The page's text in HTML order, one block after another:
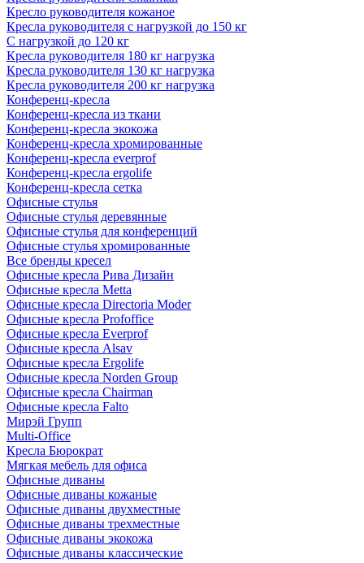
Кресло руководителя кожаное
Кресла руководителя с нагрузкой до 150 кг
С нагрузкой до 120 кг
Кресла руководителя 180 кг нагрузка
Кресла руководителя 130 кг нагрузка
Кресла руководителя 200 кг нагрузка
Конференц-кресла
Конференц-кресла из ткани
Конференц-кресла экокожа
Конференц-кресла хромированные
Конференц-кресла everprof
Конференц-кресла ergolife
Конференц-кресла сетка
Офисные стулья
Офисные стулья деревянные
Офисные стулья для конференций
Офисные стулья хромированные
Все бренды кресел
Офисные кресла Рива Дизайн
Офисные кресла Metta
Офисные кресла Directoria Moder
Офисные кресла Profoffice
Офисные кресла Everprof
Офисные кресла Alsav
Офисные кресла Ergolife
Офисные кресла Norden Group
Офисные кресла Chairman
Офисные кресла Falto
Мирэй Групп
Multi-Office
Кресла Бюрократ
Мягкая мебель для офиса
Офисные диваны
Офисные диваны кожаные
Офисные диваны двухместные
Офисные диваны трехместные
Офисные диваны экокожа
Офисные диваны классические